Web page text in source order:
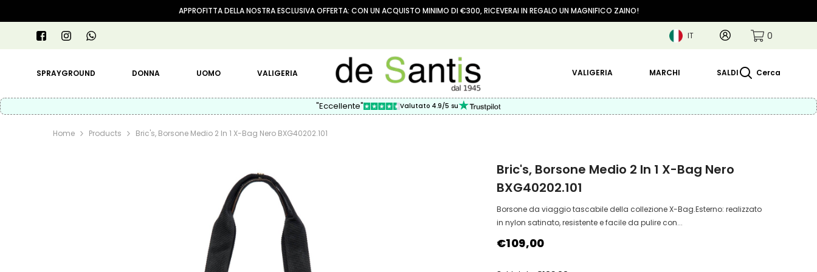
APPROFITTA DELLA NOSTRA ESCLUSIVA OFFERTA: CON UN ACQUISTO MINIMO DI €300, RICEVERAI IN REGALO UN MAGNIFICO ZAINO!
IT
IT
Account 0
articoli
SPRAYGROUND DONNA UOMO VALIGERIA VALIGERIA MARCHI SALDI Cerca
"Eccellente" Valutato 4.9/5 su
Home Products Bric's, Borsone Medio 2 In 1 X-Bag Nero BXG40202.101
Bric's, Borsone Medio 2 In 1 X-Bag Nero
BXG40202.101
Borsone da viaggio tascabile della collezione X-Bag.Esterno: realizzato
in nylon satinato, resistente e facile da pulire con...
€109,00